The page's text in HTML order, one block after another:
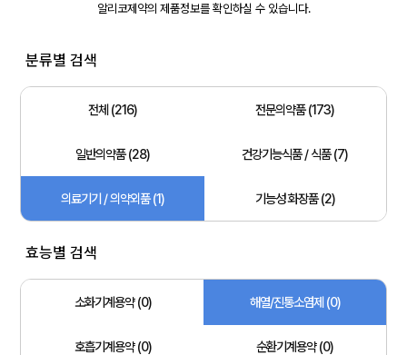
알리코제약의 제품정보를 확인하실 수 있습니다.
분류별 검색
전체 (216) 전문의약품 (173)
일반의약품 (28) 건강기능식품 / 식품 (7)
의료기기 / 의약외품 (1) 기능성 화장품 (2)
효능별 검색
소화기계용약 (0) 해열/진통소염제 (0)
호흡기계용약 (0) 순환기계용약 (0)